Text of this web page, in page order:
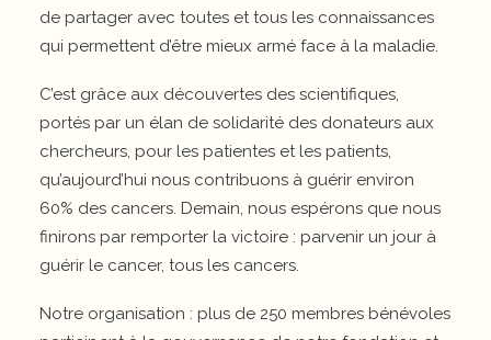
de partager avec toutes et tous les connaissances
qui permettent d’être mieux armé face à la maladie.
C’est grâce aux découvertes des scientifiques,
portés par un élan de solidarité des donateurs aux
chercheurs, pour les patientes et les patients,
qu’aujourd’hui nous contribuons à guérir environ
60% des cancers. Demain, nous espérons que nous
finirons par remporter la victoire : parvenir un jour à
guérir le cancer, tous les cancers.
Notre organisation : plus de 250 membres bénévoles